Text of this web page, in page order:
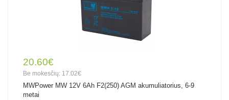
20.60€
Be mokesčių: 17.02€
MWPower MW 12V 6Ah F2(250) AGM akumuliatorius, 6-9
metai